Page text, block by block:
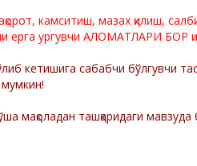
камситиш, мазах қилиш,
ерга ургувчи АЛОМАТЛАРИ БОР
кетишига сабабчи бўлгувчи
мумкин!
мақоладан ташқаридаги